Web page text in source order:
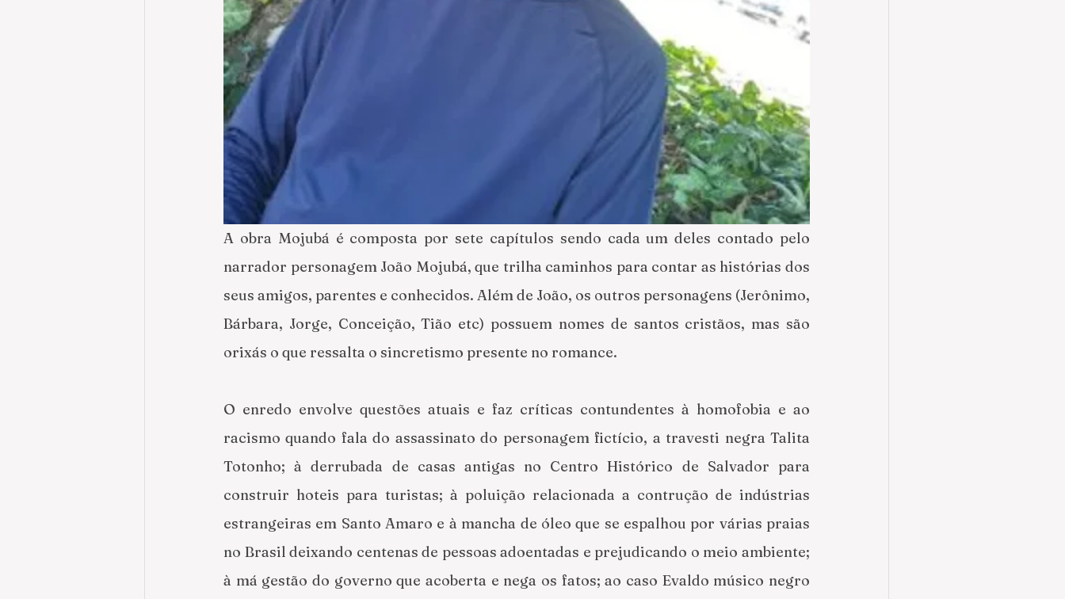
A obra Mojubá é composta por sete capítulos sendo cada um deles contado pelo
narrador personagem João Mojubá, que trilha caminhos para contar as histórias dos
seus amigos, parentes e conhecidos. Além de João, os outros personagens (Jerônimo,
Bárbara, Jorge, Conceição, Tião etc) possuem nomes de santos cristãos, mas são
orixás o que ressalta o sincretismo presente no romance.
O enredo envolve questões atuais e faz críticas contundentes à homofobia e ao
racismo quando fala do assassinato do personagem fictício, a travesti negra Talita
Totonho; à derrubada de casas antigas no Centro Histórico de Salvador para
construir hoteis para turistas; à poluição relacionada a contrução de indústrias
estrangeiras em Santo Amaro e à mancha de óleo que se espalhou por várias praias
no Brasil deixando centenas de pessoas adoentadas e prejudicando o meio ambiente;
à má gestão do governo que acoberta e nega os fatos; ao caso Evaldo músico negro